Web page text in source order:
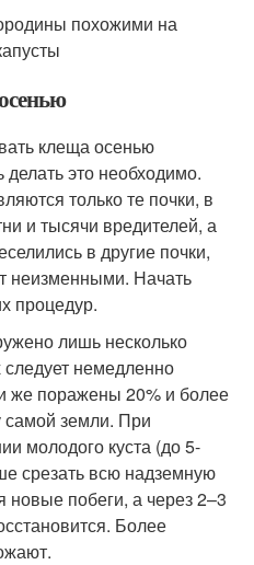
похожими на
клеща осенью
это необходимо.
только те почки, в
и тысячи вредителей, а
в другие почки,
неизменными. Начать
процедур.
лишь несколько
немедленно
же поражены 20% и более
самой земли. При
молодого куста (до 5-
срезать всю надземную
новые побеги, а через 2–3
Более